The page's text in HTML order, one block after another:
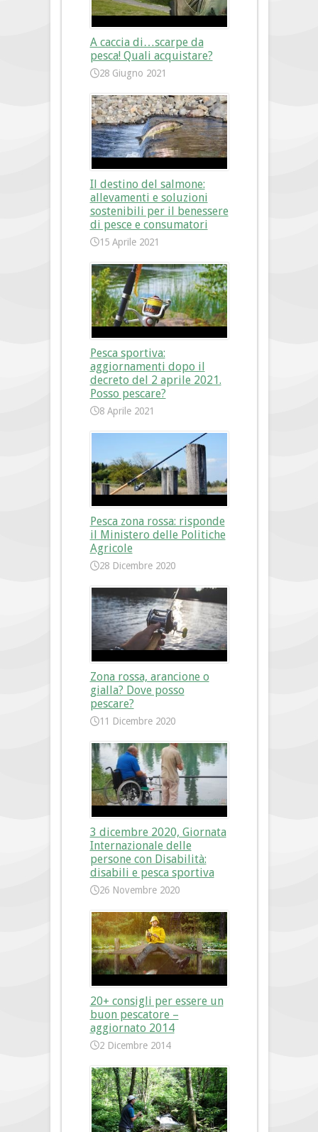
A caccia di…scarpe da
pesca! Quali acquistare?
28 Giugno 2021
Il destino del salmone:
allevamenti e soluzioni
sostenibili per il benessere
di pesce e consumatori
15 Aprile 2021
Pesca sportiva:
aggiornamenti dopo il
decreto del 2 aprile 2021.
Posso pescare?
8 Aprile 2021
Pesca zona rossa: risponde
il Ministero delle Politiche
Agricole
28 Dicembre 2020
Zona rossa, arancione o
gialla? Dove posso
pescare?
11 Dicembre 2020
3 dicembre 2020, Giornata
Internazionale delle
persone con Disabilità:
disabili e pesca sportiva
26 Novembre 2020
20+ consigli per essere un
buon pescatore –
aggiornato 2014
2 Dicembre 2014